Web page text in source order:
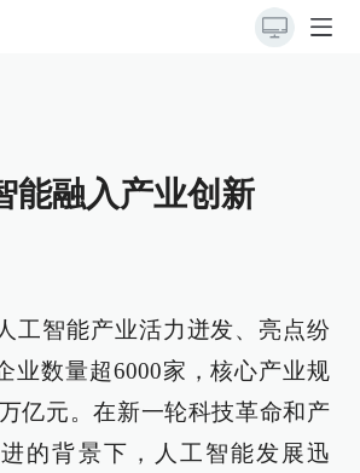
能融入产业创新
工智能产业活力迸发、亮点纷
业数量超6000家，核心产业规
亿元。在新一轮科技革命和产
的背景下，人工智能发展迅